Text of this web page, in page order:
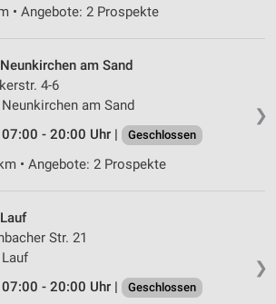
• Angebote: 2 Prospekte
❯
Neunkirchen am Sand
4-6
am Sand
- 20:00 Uhr |
Geschlossen
• Angebote: 2 Prospekte
❯
Str. 21
- 20:00 Uhr |
Geschlossen